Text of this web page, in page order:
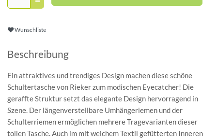
Wunschliste
Beschreibung
Ein attraktives und trendiges Design machen diese schöne
Schultertasche von Rieker zum modischen Eyecatcher! Die
geraffte Struktur setzt das elegante Design hervorragend in
Szene. Der längenverstellbare Umhängeriemen und der
Schulterriemen ermöglichen mehrere Tragevarianten dieser
tollen Tasche. Auch im mit weichem Textil gefütterten Inneren